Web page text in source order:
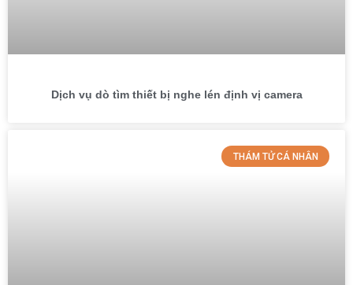
Dịch vụ dò tìm thiết bị nghe lén định vị camera
THÁM TỬ CÁ NHÂN